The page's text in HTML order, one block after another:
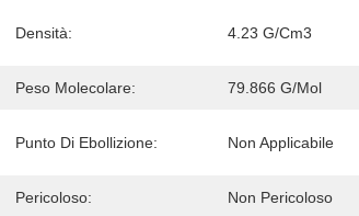
Densità: 4.23 G/cm3
Peso Molecolare: 79.866 G/mol
Punto Di Ebollizione: Non Applicabile
Pericoloso: Non Pericoloso